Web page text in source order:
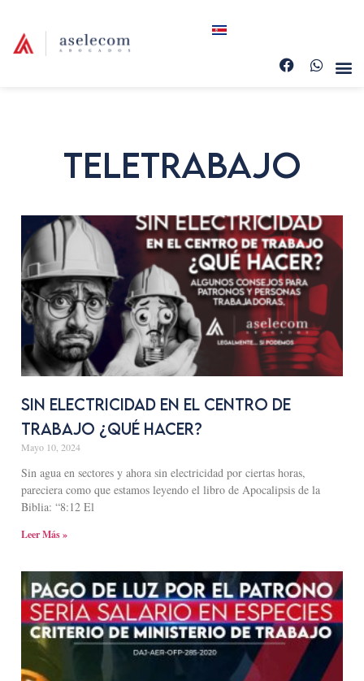
Teletrabajo
Sin electricidad en el centro de
trabajo ¿Qué hacer?
Mayo 10, 2024
Sin agua en sectores y ahora sin electricidad por ciertas horas,
pareciera como que estamos leyendo el libro de Apocalipsis de la
Biblia: “8:12 El
Leer Más »